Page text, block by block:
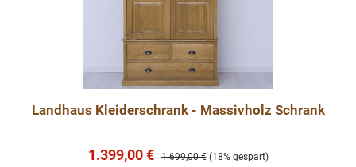
Landhaus Kleiderschrank - Massivholz Schrank
Verkaufspreis:
1.399,00 € Regulärer Preis:
1.699,00 € (18% gespart)